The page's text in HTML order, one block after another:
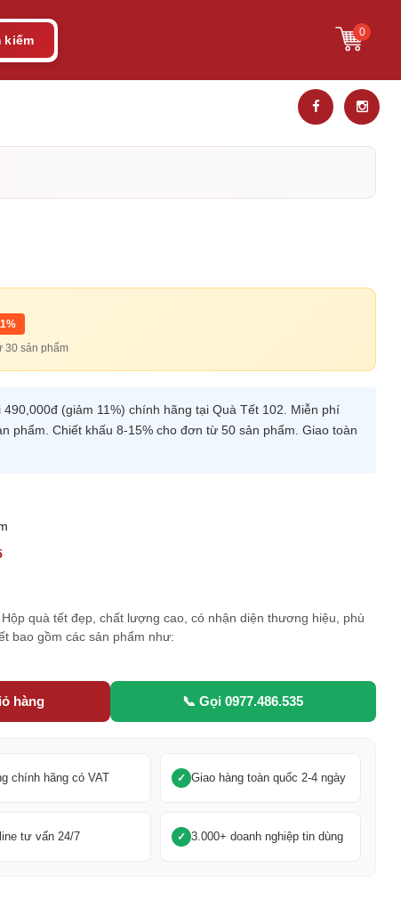
0
kiếm
30 sản phẩm
(giảm 11%) chính hãng tại Quà Tết 102. Miễn phí
phẩm. Chiết khấu 8-15% cho đơn từ 50 sản phẩm. Giao toàn
quà tết đẹp, chất lượng cao, có nhận diện thương hiệu, phù
bao gồm các sản phẩm như:
hàng 📞 Gọi 0977.486.535
chính hãng có VAT Giao hàng toàn quốc 2-4 ngày
tư vấn 24/7 3.000+ doanh nghiệp tin dùng